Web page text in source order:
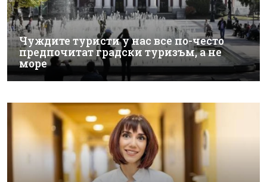
Чуждите туристи у нас все по-често
предпочитат градски туризъм, а не
море